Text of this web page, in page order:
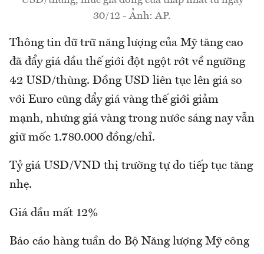
30/12 - Ảnh: AP.
Thông tin dữ trữ năng lượng của Mỹ tăng cao
đã đẩy giá dầu thế giới đột ngột rớt về ngưỡng
42 USD/thùng. Đồng USD liên tục lên giá so
với Euro cũng đẩy giá vàng thế giới giảm
mạnh, nhưng giá vàng trong nước sáng nay vẫn
giữ mốc 1.780.000 đồng/chỉ.
Tỷ giá USD/VND thị trường tự do tiếp tục tăng
nhẹ.
Giá dầu mất 12%
Báo cáo hàng tuần do Bộ Năng lượng Mỹ công